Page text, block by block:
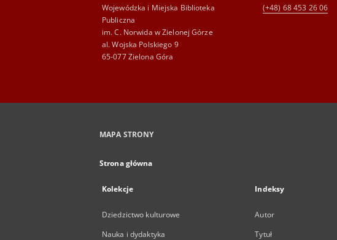
Wojewódzka i Miejska Biblioteka
Publiczna
im. C. Norwida w Zielonej Górze
al. Wojska Polskiego 9
65-077 Zielona Góra
(+48) 68 453 26 06
MAPA STRONY
Strona główna
Kolekcje
Dziedzictwo kulturowe
Nauka i dydaktyka
Indeksy
Autor
Tytuł